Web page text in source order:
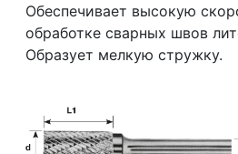
Обеспечивает высокую
обработке сварных швов
Образует мелкую стружку.